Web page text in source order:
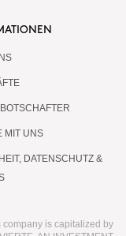
MIT UNS
DATENSCHUTZ &
company is capitalized by